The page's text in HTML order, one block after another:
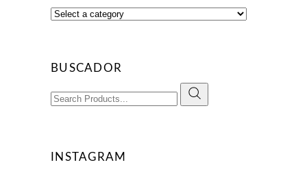
BUSCADOR
Search
for:
INSTAGRAM